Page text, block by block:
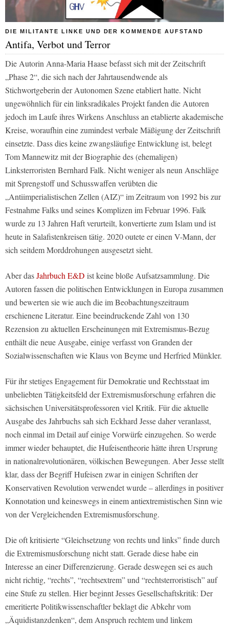
DIE MILITANTE LINKE UND DER KOMMENDE AUFSTAND
Antifa, Verbot und Terror
Die Autorin Anna-Maria Haase befasst sich mit der Zeitschrift
„Phase 2“, die sich nach der Jahrtausendwende als
Stichwortgeberin der Autonomen Szene etabliert hatte. Nicht
ungewöhnlich für ein linksradikales Projekt fanden die Autoren
jedoch im Laufe ihres Wirkens Anschluss an etablierte akademische
Kreise, woraufhin eine zumindest verbale Mäßigung der Zeitschrift
einsetzte. Dass dies keine zwangsläufige Entwicklung ist, belegt
Tom Mannewitz mit der Biographie des (ehemaligen)
Linksterroristen Bernhard Falk. Nicht weniger als neun Anschläge
mit Sprengstoff und Schusswaffen verübten die
„Antiimperialistischen Zellen (AIZ)“ im Zeitraum von 1992 bis zur
Festnahme Falks und seines Komplizen im Februar 1996. Falk
wurde zu 13 Jahren Haft verurteilt, konvertierte zum Islam und ist
heute in Salafistenkreisen tätig. 2020 outete er einen V-Mann, der
sich seitdem Morddrohungen ausgesetzt sieht.
Aber dasJahrbuch E&D ist keine bloße Aufsatzsammlung. Die
Autoren fassen die politischen Entwicklungen in Europa zusammen
und bewerten sie wie auch die im Beobachtungszeitraum
erschienene Literatur. Eine beeindruckende Zahl von 130
Rezension zu aktuellen Erscheinungen mit Extremismus-Bezug
enthält die neue Ausgabe, einige verfasst von Granden der
Sozialwissenschaften wie Klaus von Beyme und Herfried Münkler.
Für ihr stetiges Engagement für Demokratie und Rechtsstaat im
unbeliebten Tätigkeitsfeld der Extremismusforschung erfahren die
sächsischen Universitätsprofessoren viel Kritik. Für die aktuelle
Ausgabe des Jahrbuchs sah sich Eckhard Jesse daher veranlasst,
noch einmal im Detail auf einige Vorwürfe einzugehen. So werde
immer wieder behauptet, die Hufeisentheorie hätte ihren Ursprung
in nationalrevolutionären, völkischen Bewegungen. Aber Jesse stellt
klar, dass der Begriff Hufeisen zwar in einigen Schriften der
Konservativen Revolution verwendet wurde – allerdings in positiver
Konnotation und keineswegs in einem antiextremistischen Sinn wie
von der Vergleichenden Extremismusforschung.
Die oft kritisierte “Gleichsetzung von rechts und links” finde durch
die Extremismusforschung nicht statt. Gerade diese habe ein
Interesse an einer Differenzierung. Gerade deswegen sei es auch
nicht richtig, “rechts”, “rechtsextrem” und “rechtsterroristisch” auf
eine Stufe zu stellen. Hier beginnt Jesses Gesellschaftskritik: Der
emeritierte Politikwissenschaftler beklagt die Abkehr vom
„Äquidistanzdenken“, dem Anspruch rechtem und linkem